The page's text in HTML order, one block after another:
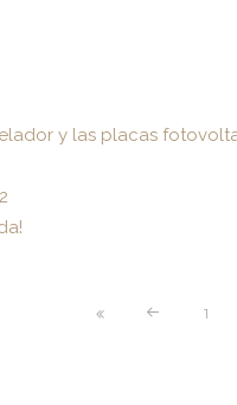
y las placas
1